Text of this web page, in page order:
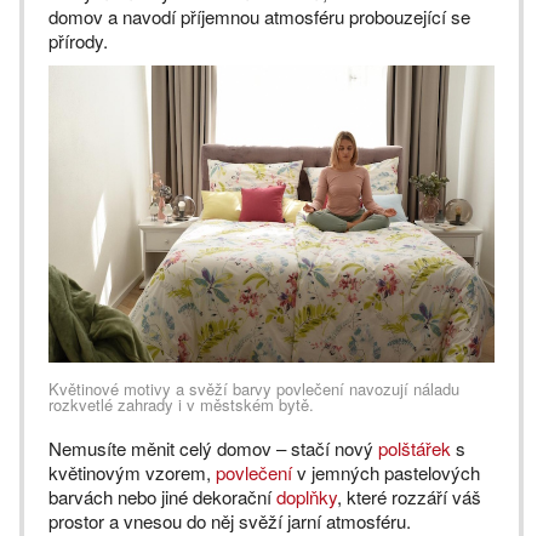
domov a navodí příjemnou atmosféru probouzející se
přírody.
Květinové motivy a svěží barvy povlečení navozují náladu
rozkvetlé zahrady i v městském bytě.
Nemusíte měnit celý domov – stačí nový polštářeks
květinovým vzorem, povlečenív jemných pastelových
barvách nebo jiné dekoračnídoplňky, které rozzáří váš
prostor a vnesou do něj svěží jarní atmosféru.